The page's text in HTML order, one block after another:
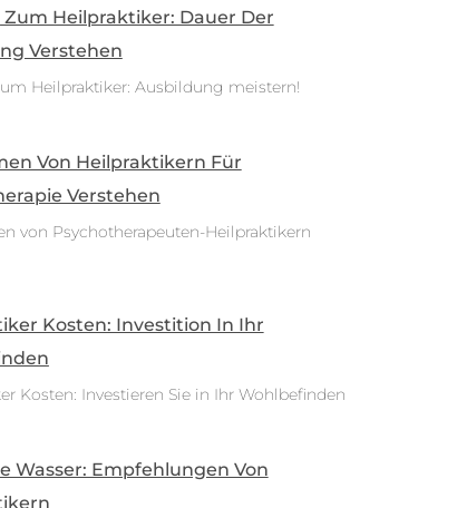
Zum Heilpraktiker: Dauer Der
Verstehen
Heilpraktiker: Ausbildung meistern!
Von Heilpraktikern Für
Verstehen
von Psychotherapeuten-Heilpraktikern
Kosten: Investition In Ihr
Kosten: Investieren Sie in Ihr Wohlbefinden
Wasser: Empfehlungen Von